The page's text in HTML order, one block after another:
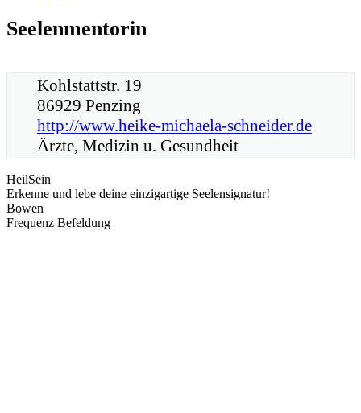
Seelenmentorin
Kohlstattstr. 19
86929 Penzing
http://www.heike-michaela-schneider.de
Ärzte, Medizin u. Gesundheit
HeilSein
Erkenne und lebe deine einzigartige Seelensignatur!
Bowen
Frequenz Befeldung